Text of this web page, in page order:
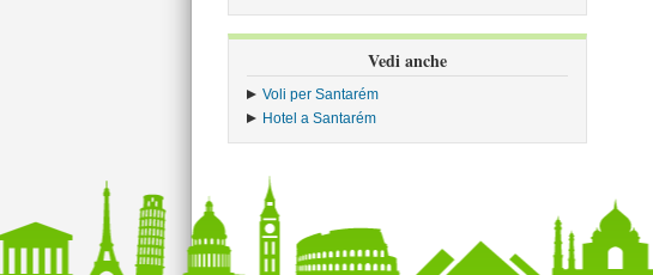
Vedi anche
Voli per Santarém
Hotel a Santarém